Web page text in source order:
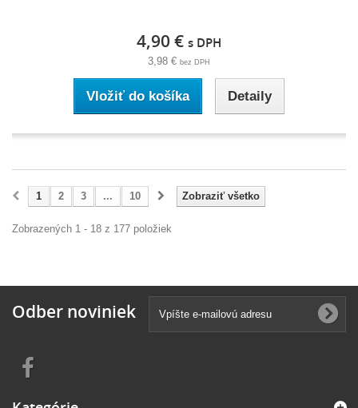
4,90 € s DPH
3,98 € bez DPH
Vložiť do košíka Detaily
Zobraziť všetko
1 2 3 ... 10
Zobrazených 1 - 18 z 177 položiek
Odber noviniek